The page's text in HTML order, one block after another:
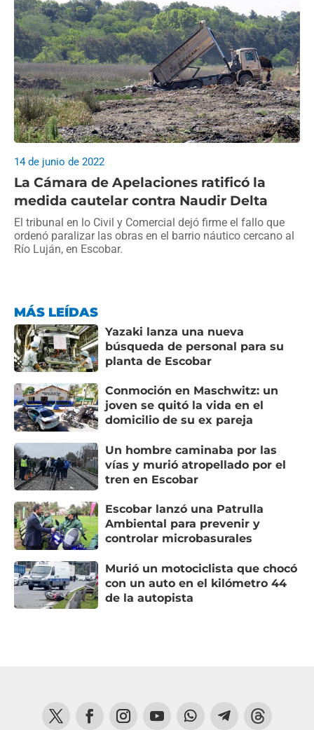
La Cámara de Apelaciones ratificó la
medida cautelar contra Naudir Delta
14 de junio de 2022
El tribunal en lo Civil y Comercial dejó firme el fallo que
ordenó paralizar las obras en el barrio náutico cercano al
Río Luján, en Escobar.
MÁS LEÍDAS
Yazaki lanza una nueva
búsqueda de personal para su
planta de Escobar
Conmoción en Maschwitz: un
joven se quitó la vida en el
domicilio de su ex pareja
Un hombre caminaba por las
vías y murió atropellado por el
tren en Escobar
Escobar lanzó una Patrulla
Ambiental para prevenir y
controlar microbasurales
Murió un motociclista que chocó
con un auto en el kilómetro 44
de la autopista